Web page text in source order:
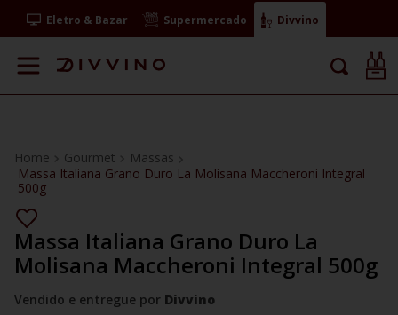
Eletro & Bazar Supermercado Divvino
Gourmet
Massas
Massa Italiana Grano Duro La Molisana Maccheroni Integral
500g
Massa Italiana Grano Duro La
Molisana Maccheroni Integral 500g
Vendido e entregue por Divvino